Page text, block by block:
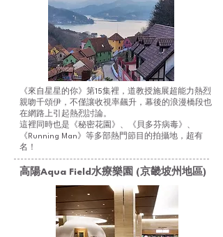
《來自星星的你》第15集裡，道教授施展超能力熱烈
親吻千頌伊，不僅讓收視率飆升，幕後的浪漫橋段也
在網路上引起熱烈討論。
這裡同時也是《秘密花園》、《貝多芬病毒》、
《Running Man》等多部熱門節目的拍攝地，超有
名！
高陽Aqua Field水療樂園 (京畿坡州地區)